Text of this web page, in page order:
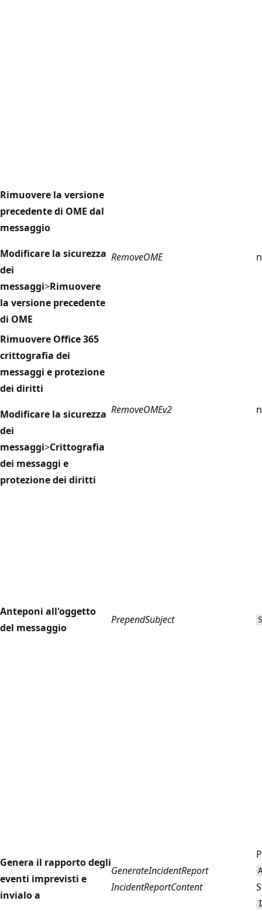
Rimuovere la versione
precedente di OME dal
messaggio
Modificare la sicurezza
dei
messaggi>Rimuovere
la versione precedente
di OME
RemoveOME
Rimuovere Office 365
crittografia dei
messaggi e protezione
dei diritti
Modificare la sicurezza
dei
messaggi>Crittografia
dei messaggi e
protezione dei diritti
RemoveOMEv2
Anteponi all'oggetto
del messaggio
PrependSubject
Genera il rapporto degli
eventi imprevisti e
invialo a
GenerateIncidentReport
IncidentReportContent